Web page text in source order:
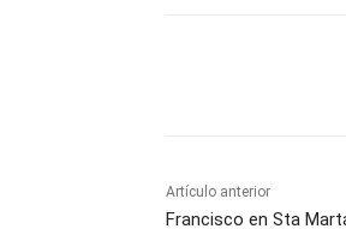
Artículo anterior
Francisco en Sta